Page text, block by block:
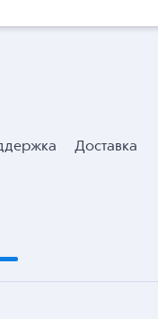
Доставка